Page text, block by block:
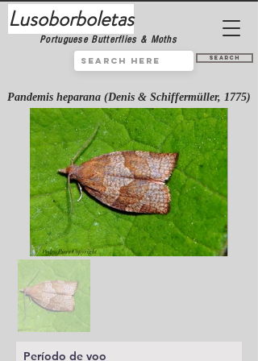
Lusoborboletas
Portuguese Butterflies & Moths
Search
Pandemis heparana (Denis & Schiffermüller, 1775)
Período de voo